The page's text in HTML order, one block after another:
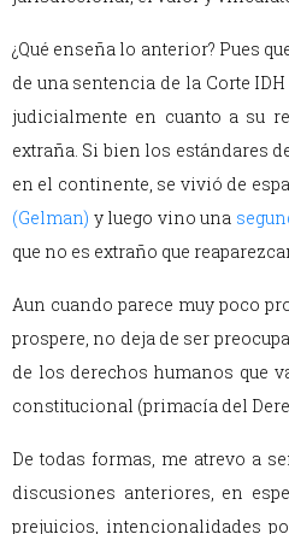
¿Qué enseña lo anterior? Pues
de una sentencia de la Corte
judicialmente en cuanto a su
extraña. Si bien los estándares
en el continente, se vivió de
(Gelman) y luego vino una
que no es extraño que
Aun cuando parece muy poco
prospere, no deja de ser
de los derechos humanos que
constitucional (primacía del
De todas formas, me atrevo a
discusiones anteriores, en
prejuicios, intencionalidades